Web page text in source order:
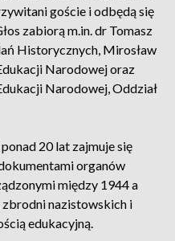
goście i odbędą się
zabiorą m.in. dr Tomasz
Historycznych, Mirosław
Narodowej oraz
Narodowej, Oddział
20 lat zajmuje się
organów
między 1944 a
zbrodni nazistowskich i
edukacyjną.